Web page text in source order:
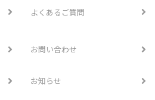
よくあるご質問
お問い合わせ
お知らせ